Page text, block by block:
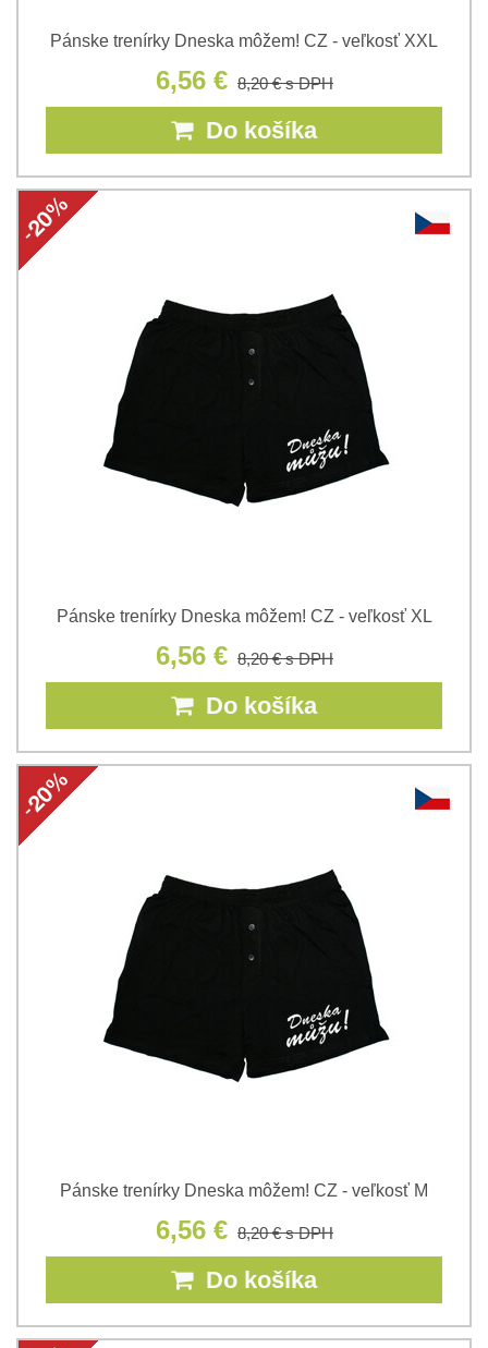
Pánske trenírky Dneska môžem! CZ - veľkosť XXL
6,56 € 8,20 €s DPH
Do košíka
Pánske trenírky Dneska môžem! CZ - veľkosť XL
6,56 € 8,20 €s DPH
Do košíka
Pánske trenírky Dneska môžem! CZ - veľkosť M
6,56 € 8,20 €s DPH
Do košíka